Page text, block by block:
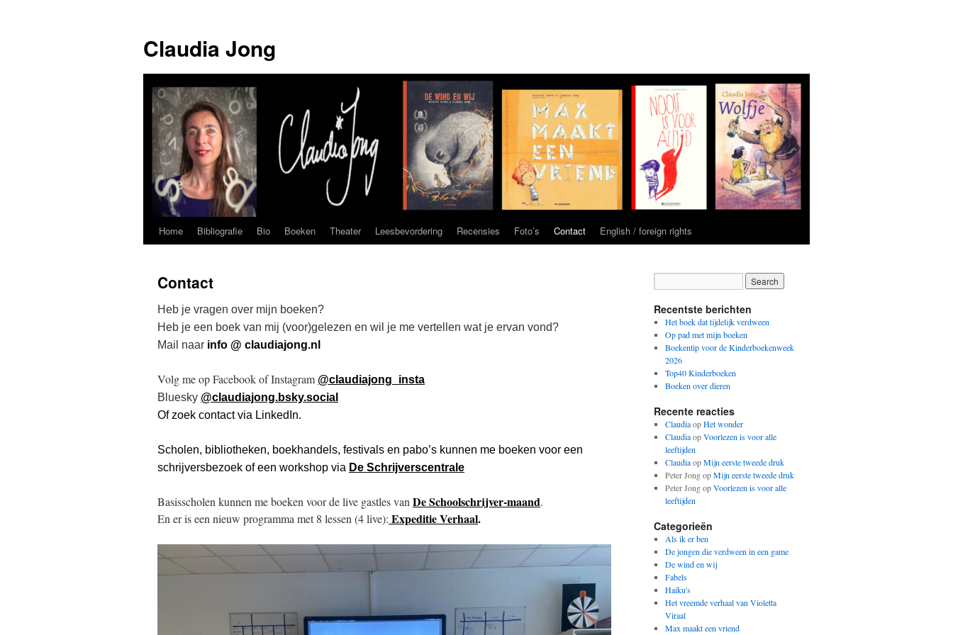
content
Claudia Jong
Home Bibliografie Bio Boeken Theater Leesbevordering Recensies Foto’s Contact English / foreign rights
Contact
Heb je vragen over mijn boeken?
Heb je een boek van mij (voor)gelezen en wil je me vertellen wat je ervan vond?
Mail naar info @ claudiajong.nl
Volg me op Facebook of Instagram @claudiajong_insta
Bluesky @claudiajong.bsky.social
Of zoek contact via LinkedIn.
Scholen, bibliotheken, boekhandels, festivals en pabo’s kunnen me boeken voor een
schrijversbezoek of een workshop via De Schrijverscentrale
Basisscholen kunnen me boeken voor de live gastles van De Schoolschrijver-maand.
En er is een nieuw programma met 8 lessen (4 live): Expeditie Verhaal.
Recentste berichten
Het boek dat tijdelijk verdween
Op pad met mijn boeken
Boekentip voor de Kinderboekenweek
2026
Top40 Kinderboeken
Boeken over dieren
Recente reacties
ClaudiaopHet wonder
ClaudiaopVoorlezen is voor alle
leeftijden
ClaudiaopMijn eerste tweede druk
Peter JongopMijn eerste tweede druk
Peter JongopVoorlezen is voor alle
leeftijden
Categorieën
Als ik er ben
De jongen die verdween in een game
De wind en wij
Fabels
Haiku's
Het vreemde verhaal van Violetta
Viraal
Max maakt een vriend